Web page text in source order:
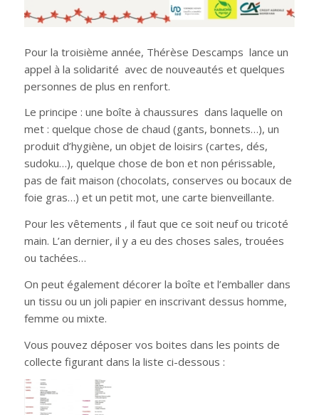
Pour la troisième année, Thérèse Descamps lance un
appel à la solidarité avec de nouveautés et quelques
personnes de plus en renfort.
Le principe : une boîte à chaussures dans laquelle on
met : quelque chose de chaud (gants, bonnets…), un
produit d’hygiène, un objet de loisirs (cartes, dés,
sudoku…), quelque chose de bon et non périssable,
pas de fait maison (chocolats, conserves ou bocaux de
foie gras…) et un petit mot, une carte bienveillante.
Pour les vêtements , il faut que ce soit neuf ou tricoté
main. L’an dernier, il y a eu des choses sales, trouées
ou tachées…
On peut également décorer la boîte et l’emballer dans
un tissu ou un joli papier en inscrivant dessus homme,
femme ou mixte.
Vous pouvez déposer vos boites dans les points de
collecte figurant dans la liste ci-dessous :